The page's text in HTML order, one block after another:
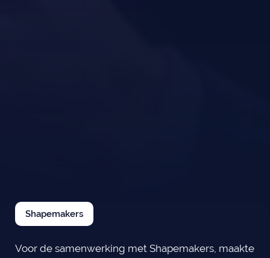
Shapemakers
Voor de samenwerking met Shapemakers, maakte